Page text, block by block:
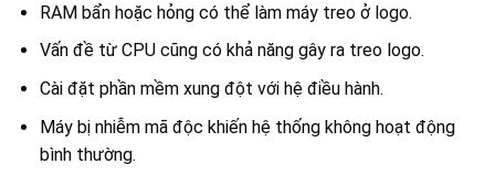
RAM bẩn hoặc hỏng có thể làm máy treo ở logo.
Vấn đề từ CPU cũng có khả năng gây ra treo logo.
Cài đặt phần mềm xung đột với hệ điều hành.
Máy bị nhiễm mã độc khiến hệ thống không hoạt động
bình thường.